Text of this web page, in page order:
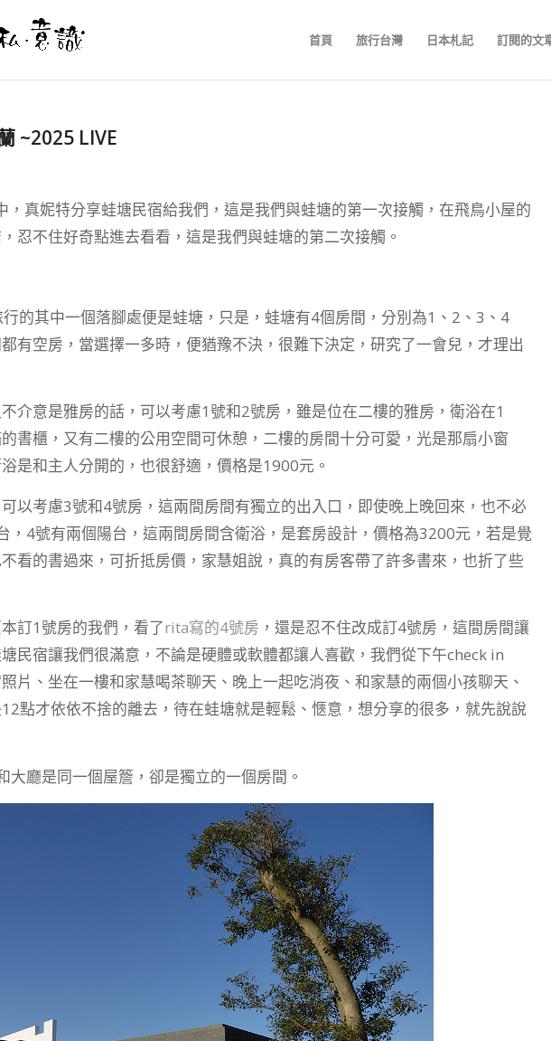
首頁 旅行台灣 日本札記 訂閱的文
~2025 LIVE
，真妮特分享蛙塘民宿給我們，這是我們與蛙塘的第一次接觸，在飛鳥小屋的
忍不住好奇點進去看看，這是我們與蛙塘的第二次接觸。
的其中一個落腳處便是蛙塘，只是，蛙塘有4個房間，分別為1、2、3、4
有空房，當選擇一多時，便猶豫不決，很難下決定，研究了一會兒，才理出
介意是雅房的話，可以考慮1號和2號房，雖是位在二樓的雅房，衛浴在1
書櫃，又有二樓的公用空間可休憩，二樓的房間十分可愛，光是那扇小窗
是和主人分開的，也很舒適，價格是1900元。
以考慮3號和4號房，這兩間房間有獨立的出入口，即使晚上晚回來，也不必
，4號有兩個陽台，這兩間房間含衛浴，是套房設計，價格為3200元，若是覺
看的書過來，可折抵房價，家慧姐說，真的有房客帶了許多書來，也折了些
訂1號房的我們，看了rita寫的4號房 ，還是忍不住改成訂4號房，這間房間讓
民宿讓我們很滿意，不論是硬體或軟體都讓人喜歡，我們從下午check in
片、坐在一樓和家慧喝茶聊天、晚上一起吃消夜、和家慧的兩個小孩聊天、
點才依依不捨的離去，待在蛙塘就是輕鬆、愜意，想分享的很多，就先說說
廳是同一個屋簷，卻是獨立的一個房間。